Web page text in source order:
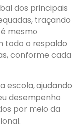
dos principais
traçando
mesmo
todo o respaldo
conforme cada
escola, ajudando
desempenho
por meio da